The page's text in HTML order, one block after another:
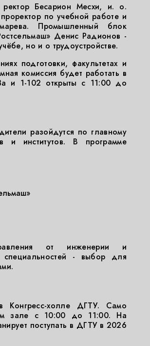
ректор Бесарион Месхи, и. о.
по учебной работе и
Промышленный блок
Денис Радионов -
но и о трудоустройстве.
подготовки, факультетах и
комиссия будет работать в
и 1-102 открыты с 11:00 до
разойдутся по главному
и институтов. В программе
от инженерии и
специальностей - выбор для
Конгресс-холле ДГТУ. Само
зале с 10:00 до 11:00. На
поступать в ДГТУ в 2026